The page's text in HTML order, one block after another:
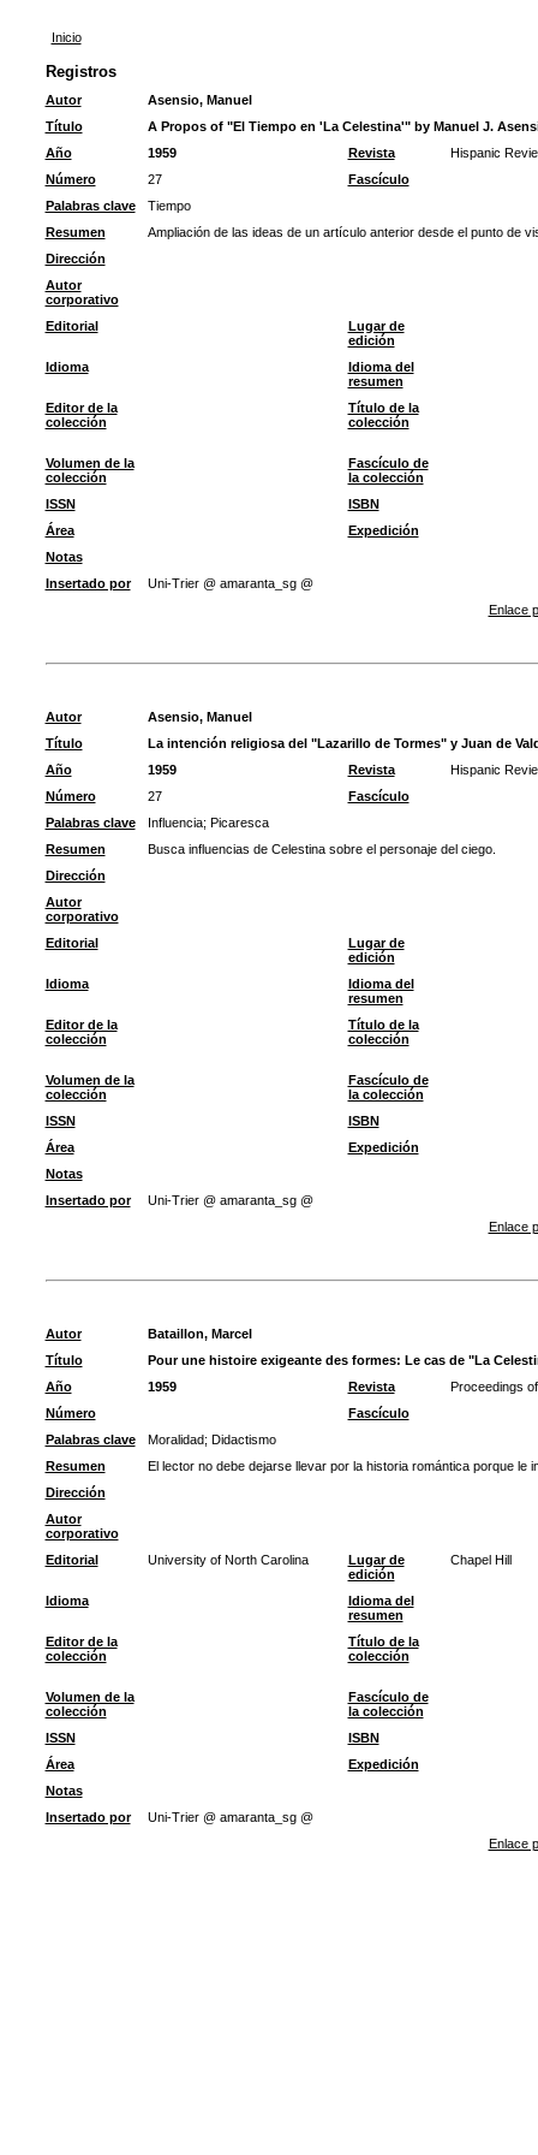
Inicio
Registros
Autor
Asensio, Manuel
Título
A Propos of "El Tiempo en 'La Celestina'" by Manuel J.
Año
1959 Revista
Hispanic
Número
27
Fascículo
Palabras clave
Tiempo
Resumen
Ampliación de las ideas de un artículo anterior desde el punto de
Dirección
Autor
corporativo
Editorial
Lugar de
edición
Idioma
Idioma del
resumen
Editor de la
colección
Título de la
colección
Volumen de la
colección
Fascículo de
la colección
ISSN
ISBN
Área
Expedición
Notas
Insertado por
Uni-Trier @ amaranta_sg @
Enlace
Autor
Asensio, Manuel
Título
La intención religiosa del "Lazarillo de Tormes" y Juan de
Año
1959 Revista
Hispanic
Número
27
Fascículo
Palabras clave
Influencia; Picaresca
Resumen
Busca influencias de Celestina sobre el personaje del ciego.
Dirección
Autor
corporativo
Editorial
Lugar de
edición
Idioma
Idioma del
resumen
Editor de la
colección
Título de la
colección
Volumen de la
colección
Fascículo de
la colección
ISSN
ISBN
Área
Expedición
Notas
Insertado por
Uni-Trier @ amaranta_sg @
Enlace
Autor
Bataillon, Marcel
Título
Pour une histoire exigeante des formes: Le cas de "La
Año
1959 Revista
Proceedings
Número
Fascículo
Palabras clave
Moralidad; Didactismo
Resumen
El lector no debe dejarse llevar por la historia romántica porque
Dirección
Autor
corporativo
Editorial
University of North Carolina
Lugar de
edición
Chapel Hill
Idioma
Idioma del
resumen
Editor de la
colección
Título de la
colección
Volumen de la
colección
Fascículo de
la colección
ISSN
ISBN
Área
Expedición
Notas
Insertado por
Uni-Trier @ amaranta_sg @
Enlace